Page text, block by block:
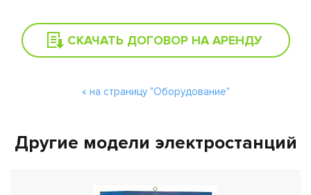
СКАЧАТЬ ДОГОВОР НА АРЕНДУ
« на страницу "Оборудование"
Другие модели электростанций